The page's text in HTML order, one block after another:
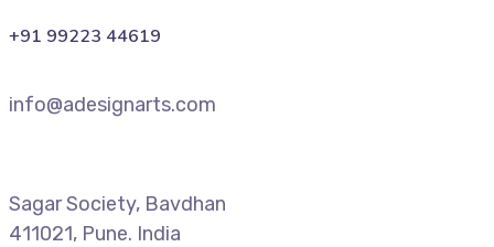
+91 99223 44619
info@adesignarts.com
Sagar Society, Bavdhan
411021, Pune. India